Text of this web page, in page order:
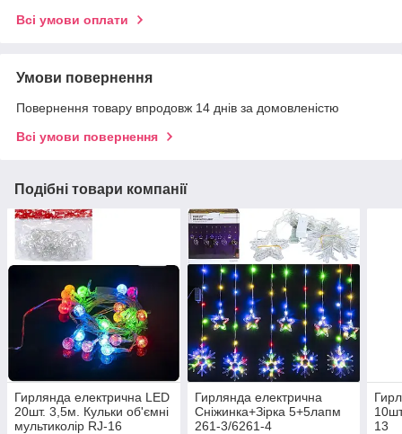
Всі умови оплати
Умови повернення
Повернення товару впродовж 14 днів за домовленістю
Всі умови повернення
Подібні товари компанії
Гирлянда електрична LED
20шт. 3,5м. Кульки об'ємні
мультиколір RJ-16
Гирлянда електрична
Сніжинка+Зірка 5+5лапм
261-3/6261-4
13